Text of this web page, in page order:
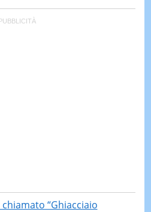
“Ghiacciaio